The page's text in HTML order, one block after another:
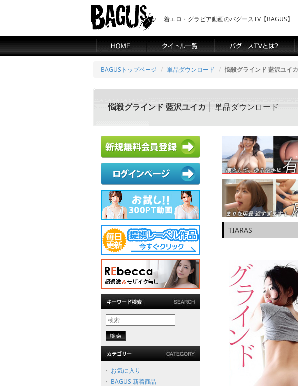
着エロ・グラビア動画のバグースTV【BAGUS】
BAGUSトップページ 単品ダウンロード 悩殺グラインド 藍沢ユイカ
悩殺グラインド 藍沢ユイカ │ 単品ダウンロード
お気に入り
BAGUS 新着商品
TIARAS